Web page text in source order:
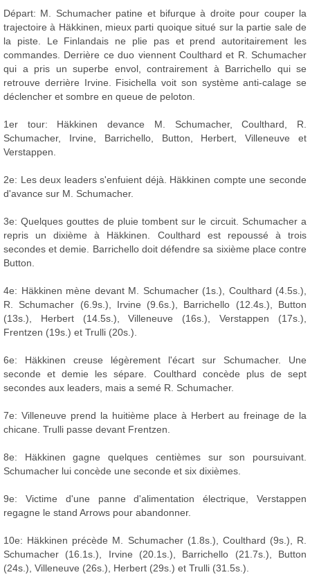
Départ: M. Schumacher patine et bifurque à droite pour couper la
trajectoire à Häkkinen, mieux parti quoique situé sur la partie sale de
la piste. Le Finlandais ne plie pas et prend autoritairement les
commandes. Derrière ce duo viennent Coulthard et R. Schumacher
qui a pris un superbe envol, contrairement à Barrichello qui se
retrouve derrière Irvine. Fisichella voit son système anti-calage se
déclencher et sombre en queue de peloton.
1er tour: Häkkinen devance M. Schumacher, Coulthard, R.
Schumacher, Irvine, Barrichello, Button, Herbert, Villeneuve et
Verstappen.
2e: Les deux leaders s'enfuient déjà. Häkkinen compte une seconde
d'avance sur M. Schumacher.
3e: Quelques gouttes de pluie tombent sur le circuit. Schumacher a
repris un dixième à Häkkinen. Coulthard est repoussé à trois
secondes et demie. Barrichello doit défendre sa sixième place contre
Button.
4e: Häkkinen mène devant M. Schumacher (1s.), Coulthard (4.5s.),
R. Schumacher (6.9s.), Irvine (9.6s.), Barrichello (12.4s.), Button
(13s.), Herbert (14.5s.), Villeneuve (16s.), Verstappen (17s.),
Frentzen (19s.) et Trulli (20s.).
6e: Häkkinen creuse légèrement l'écart sur Schumacher. Une
seconde et demie les sépare. Coulthard concède plus de sept
secondes aux leaders, mais a semé R. Schumacher.
7e: Villeneuve prend la huitième place à Herbert au freinage de la
chicane. Trulli passe devant Frentzen.
8e: Häkkinen gagne quelques centièmes sur son poursuivant.
Schumacher lui concède une seconde et six dixièmes.
9e: Victime d'une panne d'alimentation électrique, Verstappen
regagne le stand Arrows pour abandonner.
10e: Häkkinen précède M. Schumacher (1.8s.), Coulthard (9s.), R.
Schumacher (16.1s.), Irvine (20.1s.), Barrichello (21.7s.), Button
(24s.), Villeneuve (26s.), Herbert (29s.) et Trulli (31.5s.).